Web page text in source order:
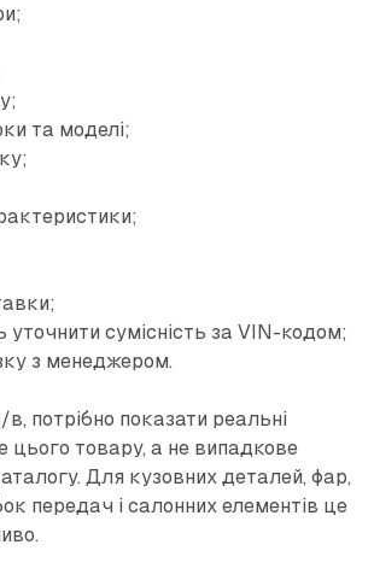
та моделі;
уточнити сумісність за VIN-кодом;
з менеджером.
потрібно показати реальні
цього товару, а не випадкове
Для кузовних деталей, фар,
передач і салонних елементів це